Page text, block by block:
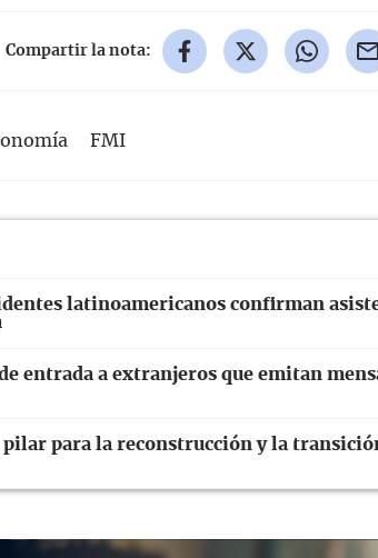
Compartir la nota:
FMI
latinoamericanos confirman
entrada a extranjeros que emitan
pilar para la reconstrucción y la